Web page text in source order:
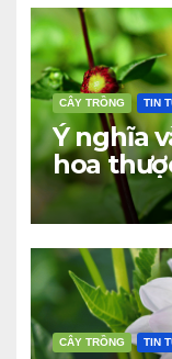
CÂY TRỒNG TIN
Ý nghĩa
hoa
CÂY TRỒNG TIN